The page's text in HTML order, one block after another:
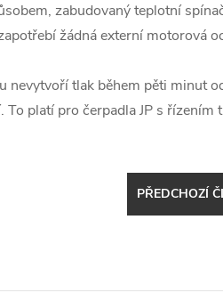
zabudovaný teplotní
žádná externí motorová
nevytvoří tlak během pěti minut
To platí pro čerpadla JP s
PŘEDCHOZÍ